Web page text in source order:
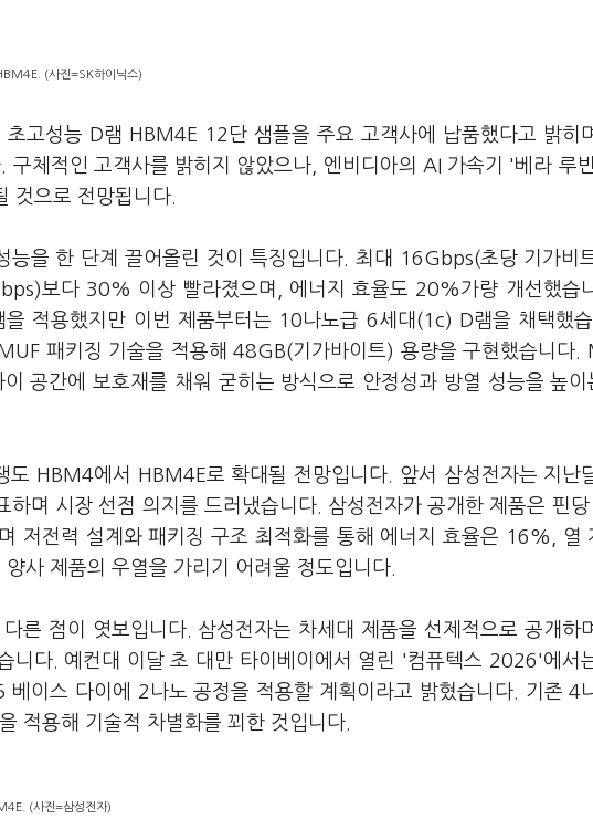
(사진=SK하이닉스)
초고성능 D램 HBM4E 12단 샘플을 주요 고객사에 납품했다고 밝히
구체적인 고객사를 밝히지 않았으나, 엔비디아의 AI 가속기 '베라 루
것으로 전망됩니다.
을 한 단계 끌어올린 것이 특징입니다. 최대 16Gbps(초당 기가비
보다 30% 이상 빨라졌으며, 에너지 효율도 20%가량 개선했습
적용했지만 이번 제품부터는 10나노급 6세대(1c) D램을 채택했
패키징 기술을 적용해 48GB(기가바이트) 용량을 구현했습니다.
공간에 보호재를 채워 굳히는 방식으로 안정성과 방열 성능을 높이
도 HBM4에서 HBM4E로 확대될 전망입니다. 앞서 삼성전자는 지난
며 시장 선점 의지를 드러냈습니다. 삼성전자가 공개한 제품은 핀
저전력 설계와 패키징 구조 최적화를 통해 에너지 효율은 16%, 열
사 제품의 우열을 가리기 어려울 정도입니다.
른 점이 엿보입니다. 삼성전자는 차세대 제품을 선제적으로 공개하
니다. 예컨대 이달 초 대만 타이베이에서 열린 '컴퓨텍스 2026'에서
이스 다이에 2나노 공정을 적용할 계획이라고 밝혔습니다. 기존 4
적용해 기술적 차별화를 꾀한 것입니다.
(사진=삼성전자)